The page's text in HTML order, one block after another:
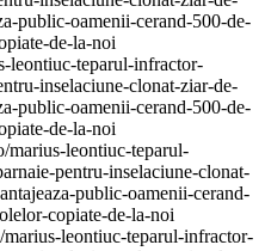
public-oamenii-cerand-500-de-
de-la-noi
leontiuc-teparul-infractor-
inselaciune-clonat-ziar-de-
public-oamenii-cerand-500-de-
de-la-noi
marius-leontiuc-teparul-
pentru-inselaciune-clonat-
public-oamenii-cerand-
copiate-de-la-noi
leontiuc-teparul-infractor-